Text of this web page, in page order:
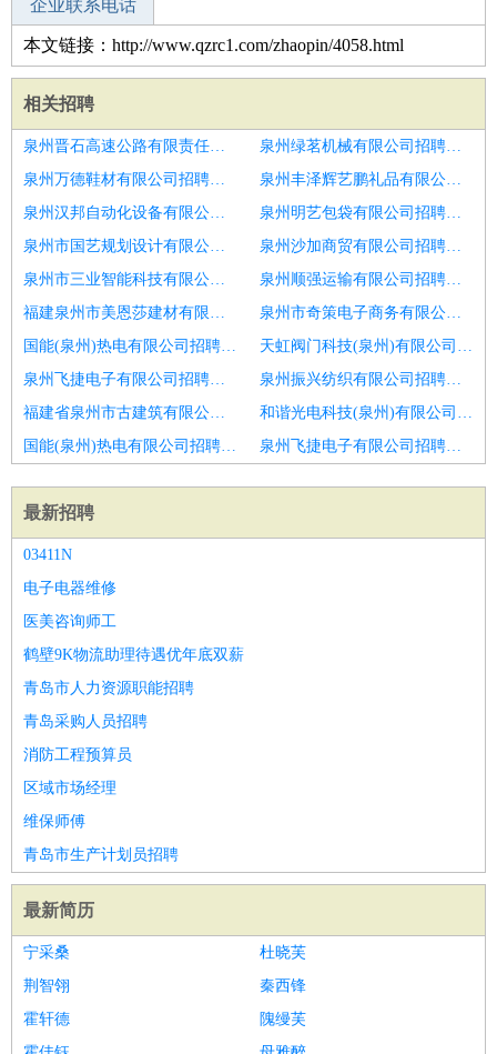
企业联系电话
本文链接：http://www.qzrc1.com/zhaopin/4058.html
相关招聘
泉州晋石高速公路有限责任公司招聘采购部经理
泉州绿茗机械有限公司招聘采购经理
泉州万德鞋材有限公司招聘潍坊市招聘采购主管
泉州丰泽辉艺鹏礼品有限公司招聘采购主管
泉州汉邦自动化设备有限公司招聘采购经理
泉州明艺包袋有限公司招聘采购专员
泉州市国艺规划设计有限公司招聘采购经理
泉州沙加商贸有限公司招聘招标采购经理
泉州市三业智能科技有限公司招聘采购工程师
泉州顺强运输有限公司招聘采购专员
福建泉州市美恩莎建材有限公司招聘采购经理
泉州市奇策电子商务有限公司招聘采购开发
国能(泉州)热电有限公司招聘采购工程师
天虹阀门科技(泉州)有限公司招聘采购专员
泉州飞捷电子有限公司招聘片区采购经理
泉州振兴纺织有限公司招聘采购部经理
福建省泉州市古建筑有限公司招聘招标采购经理
和谐光电科技(泉州)有限公司招聘采购主管
国能(泉州)热电有限公司招聘广西贵港）采购主管4111
泉州飞捷电子有限公司招聘采购经理
最新招聘
03411N
电子电器维修
医美咨询师工
鹤壁9K物流助理待遇优年底双薪
青岛市人力资源职能招聘
青岛采购人员招聘
消防工程预算员
区域市场经理
维保师傅
青岛市生产计划员招聘
最新简历
宁采桑
杜晓芙
荆智翎
秦西锋
霍轩德
隗缦芙